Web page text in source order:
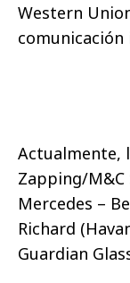
Western
comunicación
Actualmente,
Zapping/
Mercedes –
Richard
Guardian